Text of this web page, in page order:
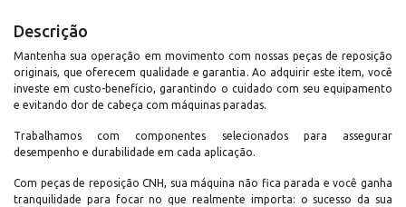
Descrição
Mantenha sua operação em movimento com nossas peças de reposição
originais, que oferecem qualidade e garantia. Ao adquirir este item, você
investe em custo-benefício, garantindo o cuidado com seu equipamento
e evitando dor de cabeça com máquinas paradas.
Trabalhamos com componentes selecionados para assegurar
desempenho e durabilidade em cada aplicação.
Com peças de reposição CNH, sua máquina não fica parada e você ganha
tranquilidade para focar no que realmente importa: o sucesso da sua